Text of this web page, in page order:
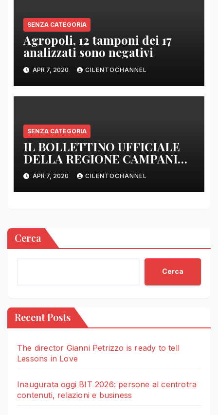
SENZA CATEGORIA
Agropoli, 12 tamponi dei 17
analizzati sono negativi
APR 7, 2020 CILENTOCHANNEL
SENZA CATEGORIA
IL BOLLETTINO UFFICIALE
DELLA REGIONE CAMPANIA
DELLE ORE 22.00
APR 7, 2020 CILENTOCHANNEL
Cerca
Cerca
Recent Posts
The director Gianni Petrizzo is ready to tell
Lessons in Love
Inaugurata oggi BIT 2026: persone al centrotra
contenuti, relazioni e business